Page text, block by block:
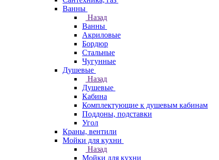
Ванны
Назад
Ванны
Акриловые
Бордюр
Стальные
Чугунные
Душевые
Назад
Душевые
Кабина
Комплектующие к душевым кабинам
Поддоны, подставки
Угол
Краны, вентили
Мойки для кухни
Назад
Мойки для кухни